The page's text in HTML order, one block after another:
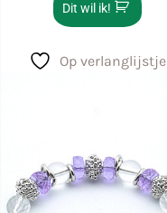
Dit wil ik!
Op verlanglijstje